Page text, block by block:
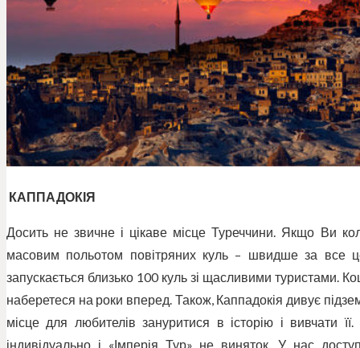
КАППАДОКІЯ
Досить не звичне і цікаве місце Туреччини. Якщо Ви
масовим польотом повітряних куль – швидше за все
запускається близько 100 куль зі щасливими туристами.
наберетеся на роки вперед. Також, Каппадокія дивує
місце для любителів зануритися в історію і вивчати
індивідуально і «Імперія Тур» не виняток. У нас